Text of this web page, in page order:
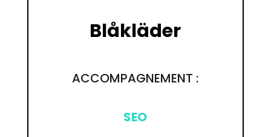
Blåkläder
ACCOMPAGNEMENT :
SEO